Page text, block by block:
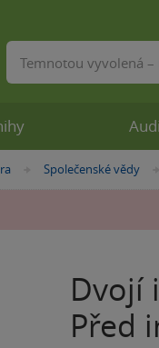
»
Společenské vědy
Dvojí
Před
Vyhledávání